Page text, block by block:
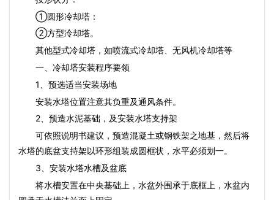
①圆形冷却塔：
②方型冷却塔。
其他型式冷却塔，如喷流式冷却塔、无风机冷却塔等
一、冷却塔安装程序要领
1、预选适当安装场地
安装水塔位置注意其负重及通风条件。
2、预造水泥基础，及安装水塔支持架
可依照说明书建议，预造混凝土或钢铁架之地基，然后将
水塔的底盆支持架以环形组装成圆框状，水平必须划一。
3、安装水塔水槽及盆底
将水槽安置在中央基础上，水盆外围承于底框上，水盆内